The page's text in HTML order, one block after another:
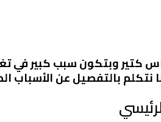
كتير وبتكون سبب كبير في
بالتفصيل عن الأسباب